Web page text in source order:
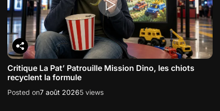
Critique La Pat’ Patrouille Mission Dino, les chiots
recyclent la formule
Posted on7 août 20265 views